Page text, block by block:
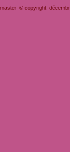
© copyright